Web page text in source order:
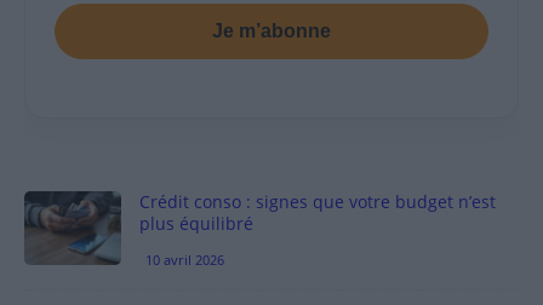
Je m’abonne
Crédit conso : signes que votre budget n’est
plus équilibré
10 avril 2026